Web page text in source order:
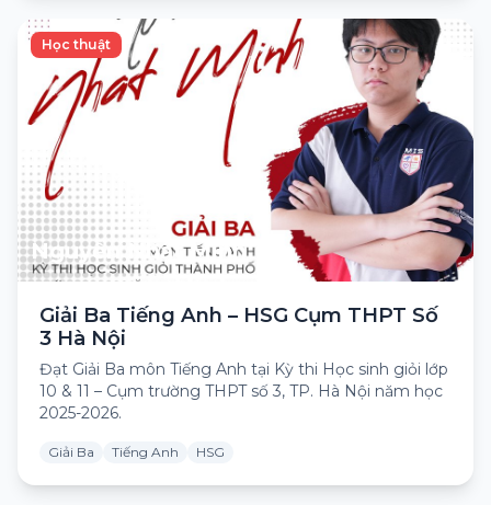
Học thuật
Nguyễn Nhật Minh
Giải Ba Tiếng Anh – HSG Cụm THPT Số
3 Hà Nội
Đạt Giải Ba môn Tiếng Anh tại Kỳ thi Học sinh giỏi lớp
10 & 11 – Cụm trường THPT số 3, TP. Hà Nội năm học
2025-2026.
Giải Ba Tiếng Anh HSG